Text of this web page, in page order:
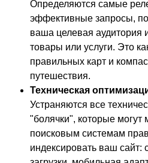
Определяются самые
эффективные запросы,
ваша целевая аудитория
товары или услуги. Это
правильных карт и
путешествия.
Техническая
Устраняются все
"болячки", которые могут
поисковым системам
индексировать ваш сайт: